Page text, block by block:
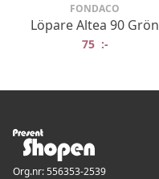
FONDACO
Löpare Altea 90 Grön
75 :-
Org.nr: 556353-2539